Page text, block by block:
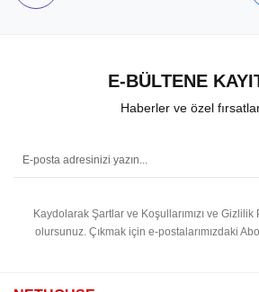
E-BÜLTENE
Haberler ve özel
Kaydolarak Şartlar ve Koşullarımızı ve Gizlilik
olursunuz. Çıkmak için e-postalarımızdaki